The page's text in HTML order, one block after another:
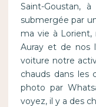
Saint-Goustan,
submergée par
ma vie à Lorient,
Auray et de nos
voiture notre
chauds dans les
photo par
voyez, il y a des